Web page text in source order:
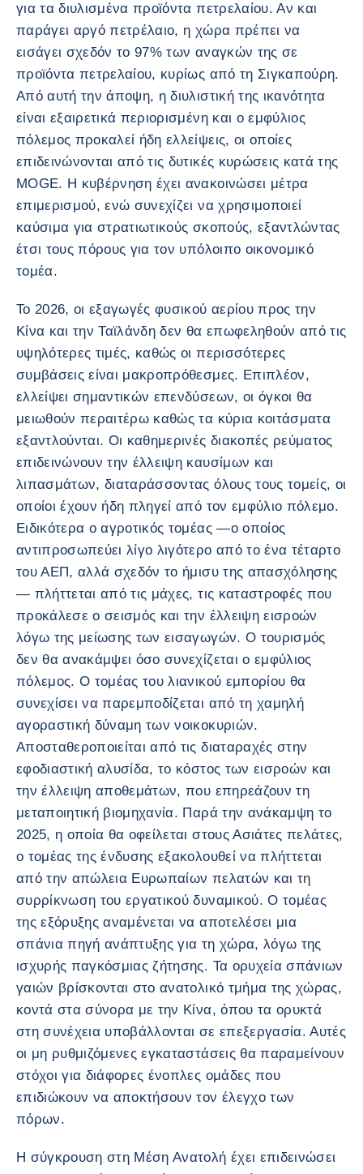
για τα διυλισμένα προϊόντα πετρελαίου. Αν και
παράγει αργό πετρέλαιο, η χώρα πρέπει να
εισάγει σχεδόν το 97% των αναγκών της σε
προϊόντα πετρελαίου, κυρίως από τη Σιγκαπούρη.
Από αυτή την άποψη, η διυλιστική της ικανότητα
είναι εξαιρετικά περιορισμένη και ο εμφύλιος
πόλεμος προκαλεί ήδη ελλείψεις, οι οποίες
επιδεινώνονται από τις δυτικές κυρώσεις κατά της
MOGE. Η κυβέρνηση έχει ανακοινώσει μέτρα
επιμερισμού, ενώ συνεχίζει να χρησιμοποιεί
καύσιμα για στρατιωτικούς σκοπούς, εξαντλώντας
έτσι τους πόρους για τον υπόλοιπο οικονομικό
τομέα.
Το 2026, οι εξαγωγές φυσικού αερίου προς την
Κίνα και την Ταϊλάνδη δεν θα επωφεληθούν από τις
υψηλότερες τιμές, καθώς οι περισσότερες
συμβάσεις είναι μακροπρόθεσμες. Επιπλέον,
ελλείψει σημαντικών επενδύσεων, οι όγκοι θα
μειωθούν περαιτέρω καθώς τα κύρια κοιτάσματα
εξαντλούνται. Οι καθημερινές διακοπές ρεύματος
επιδεινώνουν την έλλειψη καυσίμων και
λιπασμάτων, διαταράσσοντας όλους τους τομείς, οι
οποίοι έχουν ήδη πληγεί από τον εμφύλιο πόλεμο.
Ειδικότερα ο αγροτικός τομέας —ο οποίος
αντιπροσωπεύει λίγο λιγότερο από το ένα τέταρτο
του ΑΕΠ, αλλά σχεδόν το ήμισυ της απασχόλησης
— πλήττεται από τις μάχες, τις καταστροφές που
προκάλεσε ο σεισμός και την έλλειψη εισροών
λόγω της μείωσης των εισαγωγών. Ο τουρισμός
δεν θα ανακάμψει όσο συνεχίζεται ο εμφύλιος
πόλεμος. Ο τομέας του λιανικού εμπορίου θα
συνεχίσει να παρεμποδίζεται από τη χαμηλή
αγοραστική δύναμη των νοικοκυριών.
Αποσταθεροποιείται από τις διαταραχές στην
εφοδιαστική αλυσίδα, το κόστος των εισροών και
την έλλειψη αποθεμάτων, που επηρεάζουν τη
μεταποιητική βιομηχανία. Παρά την ανάκαμψη το
2025, η οποία θα οφείλεται στους Ασιάτες πελάτες,
ο τομέας της ένδυσης εξακολουθεί να πλήττεται
από την απώλεια Ευρωπαίων πελατών και τη
συρρίκνωση του εργατικού δυναμικού. Ο τομέας
της εξόρυξης αναμένεται να αποτελέσει μια
σπάνια πηγή ανάπτυξης για τη χώρα, λόγω της
ισχυρής παγκόσμιας ζήτησης. Τα ορυχεία σπάνιων
γαιών βρίσκονται στο ανατολικό τμήμα της χώρας,
κοντά στα σύνορα με την Κίνα, όπου τα ορυκτά
στη συνέχεια υποβάλλονται σε επεξεργασία. Αυτές
οι μη ρυθμιζόμενες εγκαταστάσεις θα παραμείνουν
στόχοι για διάφορες ένοπλες ομάδες που
επιδιώκουν να αποκτήσουν τον έλεγχο των
πόρων.
Η σύγκρουση στη Μέση Ανατολή έχει επιδεινώσει